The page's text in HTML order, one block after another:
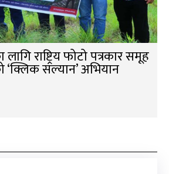
लागि राष्ट्रिय फोटो पत्रकार समूह
‘क्लिक सल्यान’ अभियान